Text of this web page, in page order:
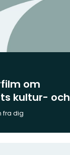
om
kultur- och
fra dig